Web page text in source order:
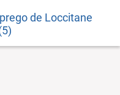
de Loccitane